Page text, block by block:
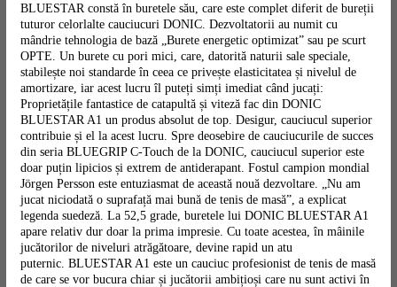
BLUESTAR constă în buretele său, care este complet diferit de bureții
tuturor celorlalte cauciucuri DONIC. Dezvoltatorii au numit cu
mândrie tehnologia de bază „Burete energetic optimizat” sau pe scurt
OPTE. Un burete cu pori mici, care, datorită naturii sale speciale,
stabilește noi standarde în ceea ce privește elasticitatea și nivelul de
amortizare, iar acest lucru îl puteți simți imediat când jucați:
Proprietățile fantastice de catapultă și viteză fac din DONIC
BLUESTAR A1 un produs absolut de top. Desigur, cauciucul superior
contribuie și el la acest lucru. Spre deosebire de cauciucurile de succes
din seria BLUEGRIP C-Touch de la DONIC, cauciucul superior este
doar puțin lipicios și extrem de antiderapant. Fostul campion mondial
Jörgen Persson este entuziasmat de această nouă dezvoltare. „Nu am
jucat niciodată o suprafață mai bună de tenis de masă”, a explicat
legenda suedeză. La 52,5 grade, buretele lui DONIC BLUESTAR A1
apare relativ dur doar la prima impresie. Cu toate acestea, în mâinile
jucătorilor de niveluri atrăgătoare, devine rapid un atu
puternic. BLUESTAR A1 este un cauciuc profesionist de tenis de masă
de care se vor bucura chiar și jucătorii ambițioși care nu sunt activi în